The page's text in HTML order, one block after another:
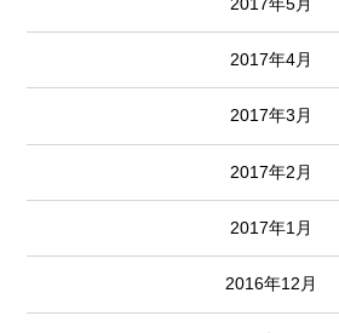
2017年4月
2017年3月
2017年2月
2017年1月
2016年12月